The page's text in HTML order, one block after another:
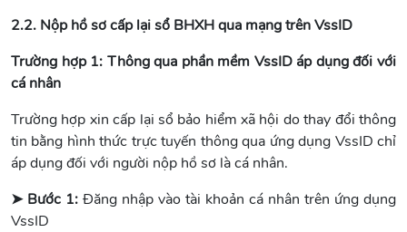
2.2. Nộp hồ sơ cấp lại sổ BHXH qua mạng trên VssID
Trường hợp 1: Thông qua phần mềm VssID áp dụng đối với
cá nhân
Trường hợp xin cấp lại sổ bảo hiểm xã hội do thay đổi thông
tin bằng hình thức trực tuyến thông qua ứng dụng VssID chỉ
áp dụng đối với người nộp hồ sơ là cá nhân.
➤ Bước 1: Đăng nhập vào tài khoản cá nhân trên ứng dụng
VssID